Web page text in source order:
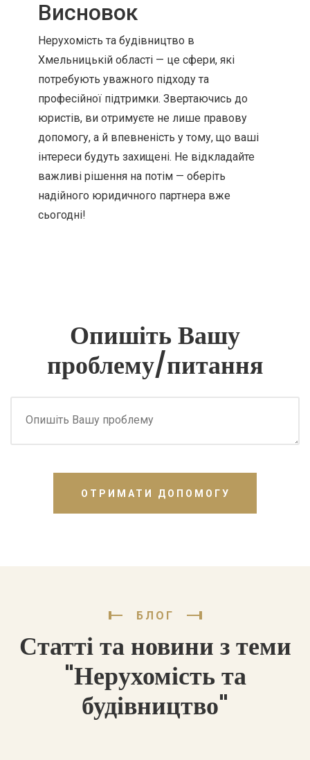
Висновок
Нерухомість та будівництво в
Хмельницькій області — це сфери, які
потребують уважного підходу та
професійної підтримки. Звертаючись до
юристів, ви отримуєте не лише правову
допомогу, а й впевненість у тому, що ваші
інтереси будуть захищені. Не відкладайте
важливі рішення на потім — оберіть
надійного юридичного партнера вже
сьогодні!
Опишіть Вашу
проблему/питання
ОТРИМАТИ ДОПОМОГУ
БЛОГ
Статті та новини з теми
"Нерухомість та
будівництво"